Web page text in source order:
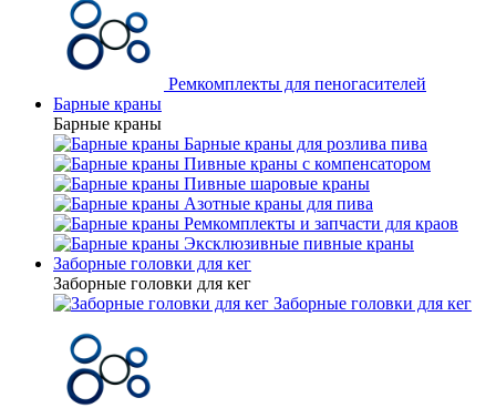
Ремкомплекты для пеногасителей
Барные краны
Барные краны
Барные краны для розлива пива
Пивные краны с компенсатором
Пивные шаровые краны
Азотные краны для пива
Ремкомплекты и запчасти для краов
Эксклюзивные пивные краны
Заборные головки для кег
Заборные головки для кег
Заборные головки для кег